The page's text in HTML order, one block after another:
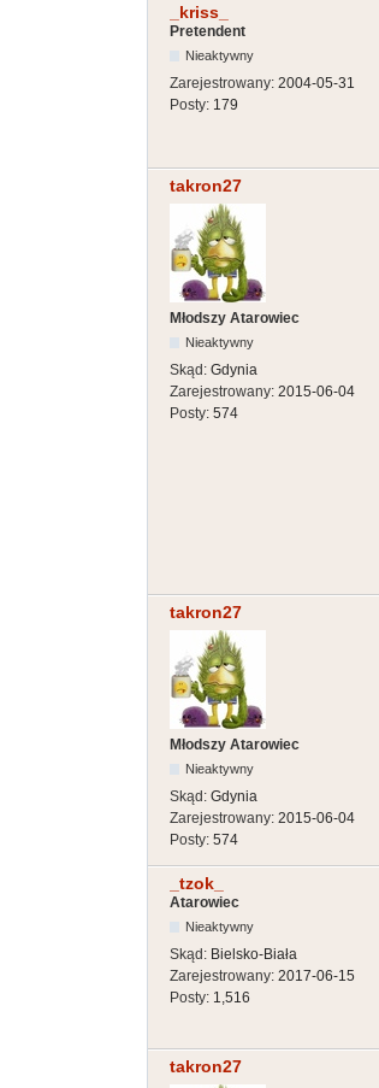
_kriss_
Pretendent
Nieaktywny
Zarejestrowany: 2004-05-31
Posty: 179
takron27
Młodszy Atarowiec
Nieaktywny
Skąd: Gdynia
Zarejestrowany: 2015-06-04
Posty: 574
takron27
Młodszy Atarowiec
Nieaktywny
Skąd: Gdynia
Zarejestrowany: 2015-06-04
Posty: 574
_tzok_
Atarowiec
Nieaktywny
Skąd: Bielsko-Biała
Zarejestrowany: 2017-06-15
Posty: 1,516
takron27